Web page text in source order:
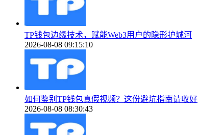
TP钱包边缘技术，赋能Web3用户的隐形护城河
2026-08-08 09:15:10
如何鉴别TP钱包真假视频？这份避坑指南请收好
2026-08-08 08:30:43